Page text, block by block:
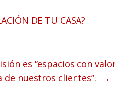
DE TU CASA?
es “espacios con
nuestros clientes”. →